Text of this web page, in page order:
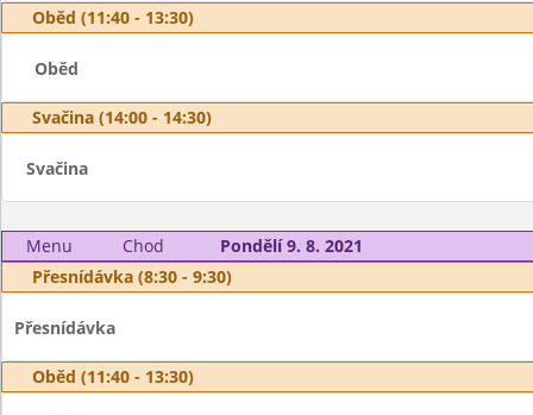
Oběd (11:40 - 13:30)
Oběd
Svačina (14:00 - 14:30)
Svačina
Menu Chod
Pondělí 9. 8. 2021
Přesnídávka (8:30 - 9:30)
Přesnídávka
Oběd (11:40 - 13:30)